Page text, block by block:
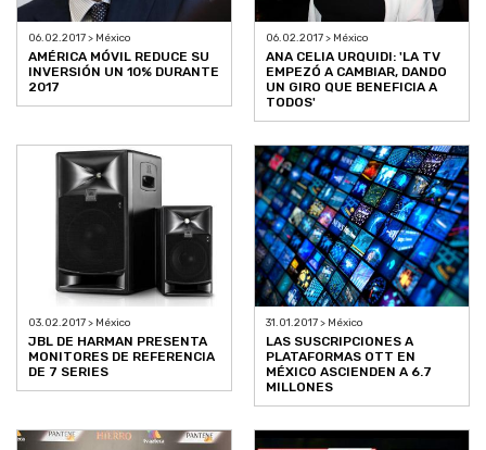
06.02.2017 > México
AMÉRICA MÓVIL REDUCE SU
INVERSIÓN UN 10% DURANTE
2017
06.02.2017 > México
ANA CELIA URQUIDI: 'LA TV
EMPEZÓ A CAMBIAR, DANDO
UN GIRO QUE BENEFICIA A
TODOS'
03.02.2017 > México
JBL DE HARMAN PRESENTA
MONITORES DE REFERENCIA
DE 7 SERIES
31.01.2017 > México
LAS SUSCRIPCIONES A
PLATAFORMAS OTT EN
MÉXICO ASCIENDEN A 6.7
MILLONES